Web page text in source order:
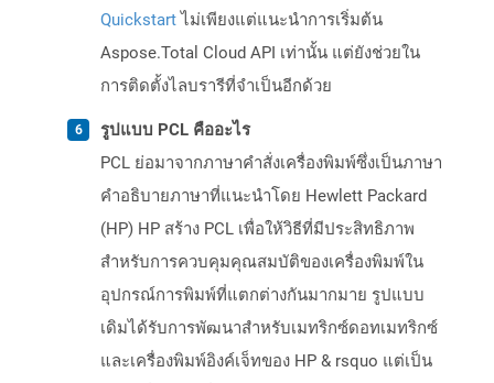
Quickstartไม่เพียงแต่แนะนำการเริ่มต้น
Aspose.Total Cloud API เท่านั้น แต่ยังช่วยใน
การติดตั้งไลบรารีที่จำเป็นอีกด้วย
รูปแบบ PCL คืออะไร
PCL ย่อมาจากภาษาคำสั่งเครื่องพิมพ์ซึ่งเป็นภาษา
คำอธิบายภาษาที่แนะนำโดย Hewlett Packard
(HP) HP สร้าง PCL เพื่อให้วิธีที่มีประสิทธิภาพ
สำหรับการควบคุมคุณสมบัติของเครื่องพิมพ์ใน
อุปกรณ์การพิมพ์ที่แตกต่างกันมากมาย รูปแบบ
เดิมได้รับการพัฒนาสำหรับเมทริกซ์ดอทเมทริกซ์
และเครื่องพิมพ์อิงค์เจ็ทของ HP & rsquo แต่เป็น